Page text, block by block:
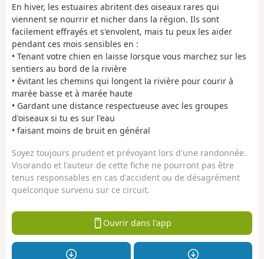
En hiver, les estuaires abritent des oiseaux rares qui
viennent se nourrir et nicher dans la région. Ils sont
facilement effrayés et s'envolent, mais tu peux les aider
pendant ces mois sensibles en :
• Tenant votre chien en laisse lorsque vous marchez sur les
sentiers au bord de la rivière
• évitant les chemins qui longent la rivière pour courir à
marée basse et à marée haute
• Gardant une distance respectueuse avec les groupes
d'oiseaux si tu es sur l'eau
• faisant moins de bruit en général
Soyez toujours prudent et prévoyant lors d'une randonnée.
Visorando et l'auteur de cette fiche ne pourront pas être
tenus responsables en cas d'accident ou de désagrément
quelconque survenu sur ce circuit.
Ouvrir dans l'app